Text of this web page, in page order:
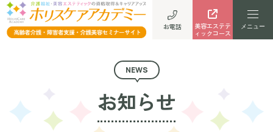
お電話
美容エステテ
ィックコース
NEWS
お知らせ